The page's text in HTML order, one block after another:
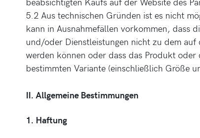
5.2 Aus technischen Gründen ist es nicht
kann in Ausnahmefällen vorkommen, dass
und/oder Dienstleistungen nicht zu dem auf
werden können oder dass das Produkt
bestimmten Variante (einschließlich Größe
II. Allgemeine Bestimmungen
1. Haftung